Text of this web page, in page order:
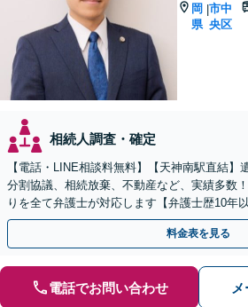
岡
県
|市中
央区
相続人調査・確定
【電話・LINE相談料無料】【天神南駅直結】
分割協議、相続放棄、不動産など、実績多数
りを全て弁護士が対応します【弁護士歴10年以
料金表を見る
電話でお問い合わせ